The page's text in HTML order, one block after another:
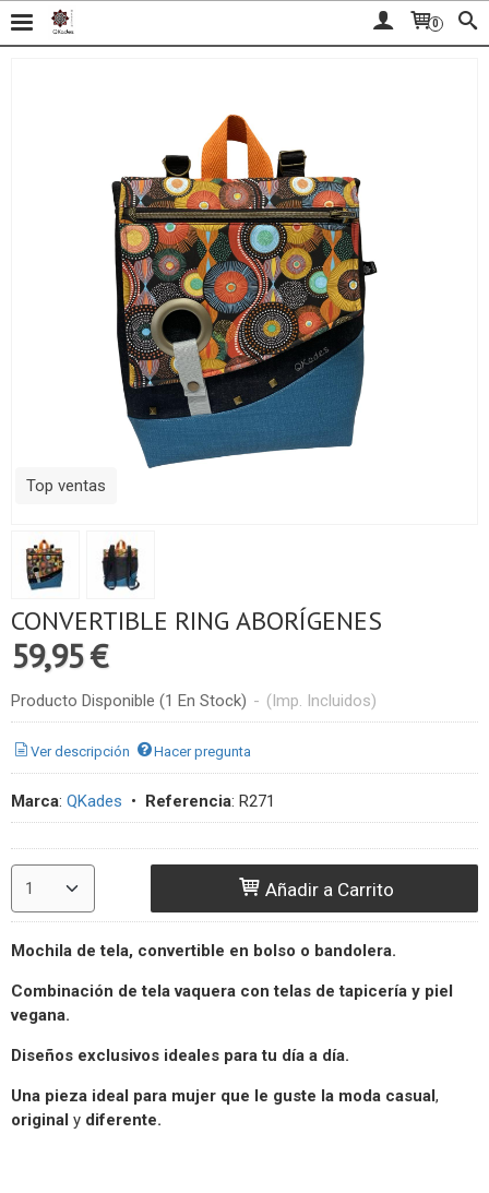
0
Top ventas
CONVERTIBLE RING ABORÍGENES
59,95 €
Producto Disponible (1 En Stock) - (Imp. Incluidos)
Ver descripción Hacer pregunta
Marca: QKades • Referencia: R271
Añadir a Carrito
Mochila de tela, convertible en bolso o bandolera.
Combinación de telavaquera con telas de tapicería y piel
vegana.
Diseños exclusivos ideales para tu día a día.
Una pieza ideal para mujer que le guste la moda casual,
original y diferente.